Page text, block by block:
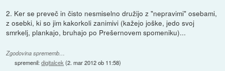
2. Ker se preveč in čisto nesmiselno družijo z "nepravimi" osebami,
z osebki, ki so jim kakorkoli zanimivi (kažejo joške, jedo svoj
smrkelj, plankajo, bruhajo po Prešernovem spomeniku)...
Zgodovina sprememb…
spremenil:digitalcek(2. mar 2012 ob 11:58)